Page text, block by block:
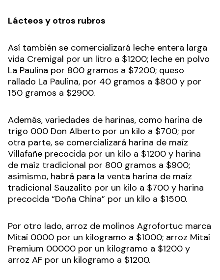
Lácteos y otros rubros
Así también se comercializará leche entera larga
vida Cremigal por un litro a $1200; leche en polvo
La Paulina por 800 gramos a $7200; queso
rallado La Paulina, por 40 gramos a $800 y por
150 gramos a $2900.
Además, variedades de harinas, como harina de
trigo 000 Don Alberto por un kilo a $700; por
otra parte, se comercializará harina de maíz
Villafañe precocida por un kilo a $1200 y harina
de maíz tradicional por 800 gramos a $900;
asimismo, habrá para la venta harina de maíz
tradicional Sauzalito por un kilo a $700 y harina
precocida “Doña China” por un kilo a $1500.
Por otro lado, arroz de molinos Agrofortuc marca
Mitaí 0000 por un kilogramo a $1000; arroz Mitaí
Premium 00000 por un kilogramo a $1200 y
arroz AF por un kilogramo a $1200.